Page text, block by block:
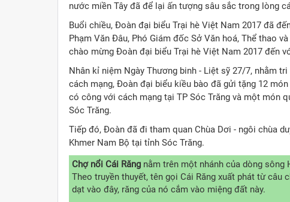
nước miền Tây đã để lại ấn tượng sâu sắc trong lòng
Buổi chiều, Đoàn đại biểu Trại hè Việt Nam 2017 đã
Phạm Văn Đâu, Phó Giám đốc Sở Văn hoá, Thể thao
chào mừng Đoàn đại biểu Trại hè Việt Nam 2017 đến
Nhân kỉ niệm Ngày Thương binh - Liệt sỹ 27/7, nhằm
cách mạng, Đoàn đại biểu kiều bào đã gửi tặng 12
có công với cách mạng tại TP Sóc Trăng và một món
Sóc Trăng.
Tiếp đó, Đoàn đã đi tham quan Chùa Dơi - ngôi chùa
Khmer Nam Bộ tại tỉnh Sóc Trăng.
Chợ nổi Cái Răng nằm trên một nhánh của dòng sông
Theo truyền thuyết, tên gọi Cái Răng xuất phát từ
dạt vào đây, răng của nó cắm vào miệng đất này.